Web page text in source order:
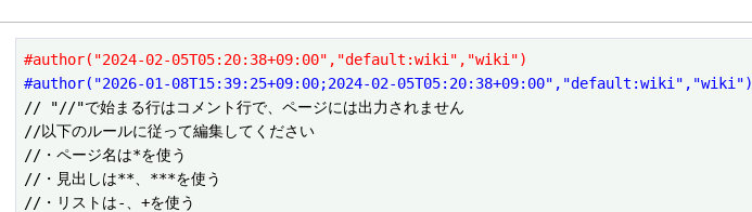
#author("2024-02-05T05:20:38+09:00","default:wiki","wiki")
#author("2026-01-08T15:39:25+09:00;2024-02-05T05:20:38+09:00","default:wiki","wiki")
// "//"で始まる行はコメント行で、ページには出力されません
//以下のルールに従って編集してください
//・ページ名は*を使う
//・見出しは**、***を使う
//・リストは-、+を使う